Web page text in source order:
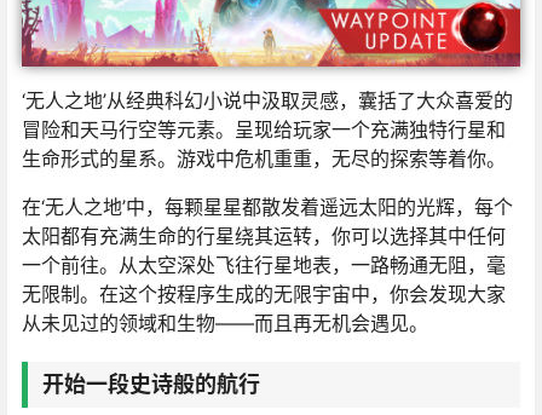
‘无人之地’从经典科幻小说中汲取灵感，囊括了大众喜爱的
冒险和天马行空等元素。呈现给玩家一个充满独特行星和
生命形式的星系。游戏中危机重重，无尽的探索等着你。
在‘无人之地’中，每颗星星都散发着遥远太阳的光辉，每个
太阳都有充满生命的行星绕其运转，你可以选择其中任何
一个前往。从太空深处飞往行星地表，一路畅通无阻，毫
无限制。在这个按程序生成的无限宇宙中，你会发现大家
从未见过的领域和生物——而且再无机会遇见。
开始一段史诗般的航行